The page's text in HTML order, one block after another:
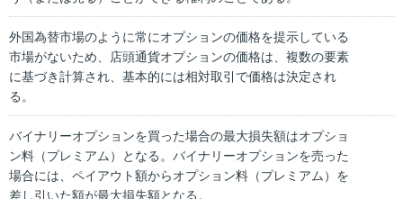
外国為替市場のように常にオプションの価格を提示している
市場がないため、店頭通貨オプションの価格は、複数の要素
に基づき計算され、基本的には相対取引で価格は決定され
る。
バイナリーオプションを買った場合の最大損失額はオプショ
ン料（プレミアム）となる。バイナリーオプションを売った
場合には、ペイアウト額からオプション料（プレミアム）を
差し引いた額が最大損失額となる。